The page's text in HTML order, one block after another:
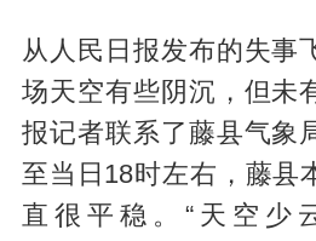
从人民日报发布的失事
场天空有些阴沉，但未
报记者联系了藤县气象
至当日18时左右，藤县
直很平稳。“天空少